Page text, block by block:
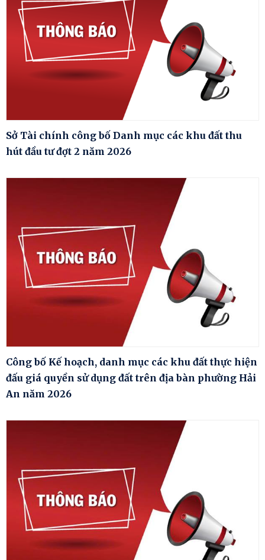
Sở Tài chính công bố Danh mục các khu đất thu
hút đầu tư đợt 2 năm 2026
Công bố Kế hoạch, danh mục các khu đất thực hiện
đấu giá quyền sử dụng đất trên địa bàn phường Hải
An năm 2026